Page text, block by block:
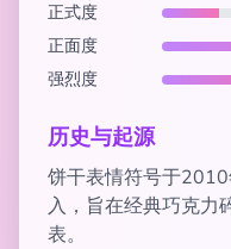
正式度
正面度
强烈度
历史与起源
饼干表情符号于
入，旨在经典巧克力
表。